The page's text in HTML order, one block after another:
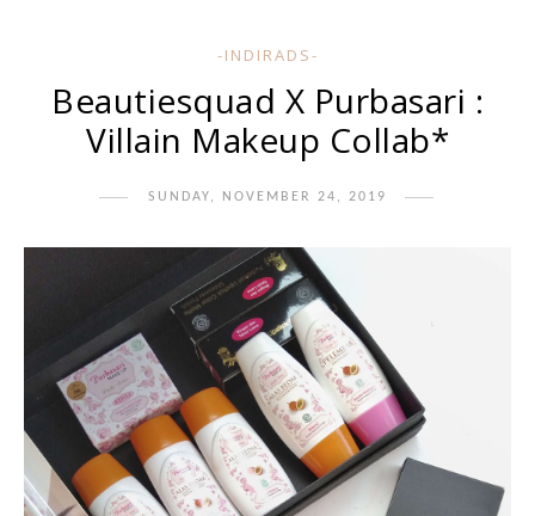
-INDIRADS-
Beautiesquad X Purbasari :
Villain Makeup Collab*
SUNDAY, NOVEMBER 24, 2019